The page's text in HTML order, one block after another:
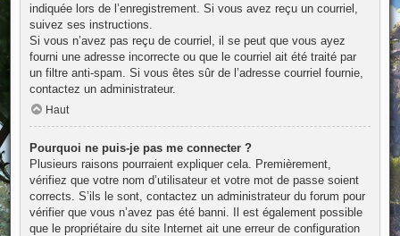
indiquée lors de l’enregistrement. Si vous avez reçu un courriel,
suivez ses instructions.
Si vous n’avez pas reçu de courriel, il se peut que vous ayez
fourni une adresse incorrecte ou que le courriel ait été traité par
un filtre anti-spam. Si vous êtes sûr de l’adresse courriel fournie,
contactez un administrateur.
Haut
Pourquoi ne puis-je pas me connecter ?
Plusieurs raisons pourraient expliquer cela. Premièrement,
vérifiez que votre nom d’utilisateur et votre mot de passe soient
corrects. S’ils le sont, contactez un administrateur du forum pour
vérifier que vous n’avez pas été banni. Il est également possible
que le propriétaire du site Internet ait une erreur de configuration